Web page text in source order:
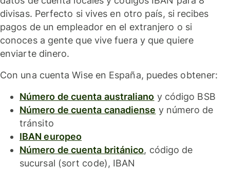
divisas. Perfecto si vives en otro país, si recibes
pagos de un empleador en el extranjero o si
conoces a gente que vive fuera y que quiere
enviarte dinero.
Con una cuenta Wise en España, puedes obtener:
Número de cuenta australiano y código BSB
Número de cuenta canadiense y número de
tránsito
IBAN europeo
Número de cuenta británico, código de
sucursal (sort code), IBAN